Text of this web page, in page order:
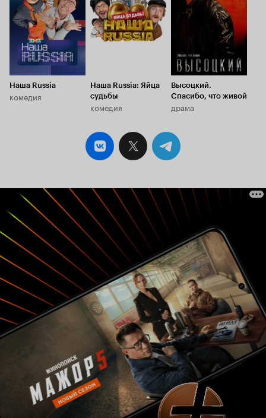
на экране, но никак не умиляться и улыбаться.
(Например шутка про то, как все кому не лень
фотографируются со светлаковым, потому что
он пьяный и он светлаков и можно с ним
сфоткаться. Или когда он жрет на свадьбе пока
все танцуют и бухают, ну потому что у
светлакова есть рот и ну вы поняли) Наверное
самое грустное, что это действительно
считается нормой, что к этому стремятся и это
показывают в кино. Что это присутствует хотя
стыд. Это позор, это дно. Серьезно, я считаю,
что если показывать этот фильм молодым
парням и девушкам, при условии, что их
устраивать свадьбу. Потому что единственное,
что возникает при просмотре, так это чувство
скорби, и оно остается с вами навсегда(по
крайней мере со мной оно останется на всю
жизнь, если я конечно же не покончу с ней,
вспоминая увиденное). Это действительно
горько. Горько, что этот фильм увидел свет,
горько, что я его посмотрел и горько, что
сборы у него более 20 млн. долларов при
бюджете в полтора, а это означает две вещи: 1)
людям это понравилось, так как они с
радостью несли деньги в кассы 2) создатели
могут снять еще с десяток таких фильмов.
Показать историю молодости и такого важного
решения как создать семью можно по-разному.
Можно показать, как любовь толкает людей на
сей поступок, как люди борются за счастье
друг друга, как хотят быть больше, чем есть по
одиночке, как жертвуют собой ради друг
друга, как совершают добрые поступки, как
важна родительская поддержка, а можно
Наша Russia
комедия
Наша Russia: Яйца
судьбы
комедия
Высоцкий.
Спасибо, что живой
драма